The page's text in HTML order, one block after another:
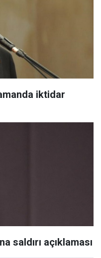
iktidar
saldırı açıklaması